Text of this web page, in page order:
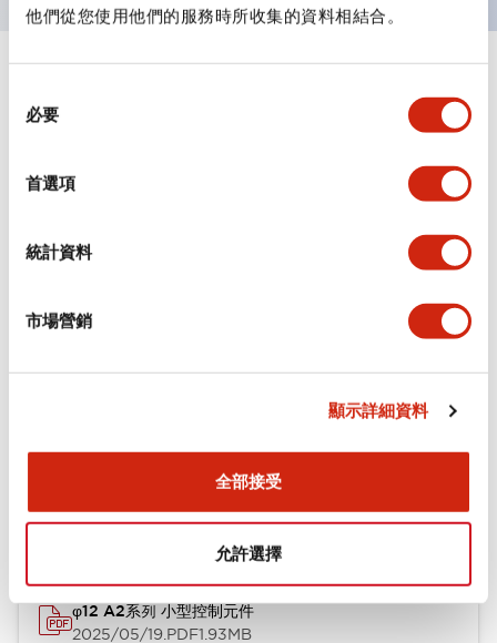
他們從您使用他們的服務時所收集的資料相結合。
必要
首選項
統計資料
市場營銷
顯示詳細資料
全部接受
允許選擇
環境規範
機械規格
安裝和安裝規範
型錄和宣傳手冊 CAD檔 認證與標準 技術文件
φ12 A2系列 小型控制元件
2025/05/19.PDF1.93MB